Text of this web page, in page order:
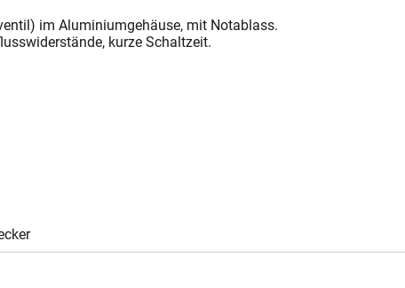
im Aluminiumgehäuse, mit Notablass.
kurze Schaltzeit.